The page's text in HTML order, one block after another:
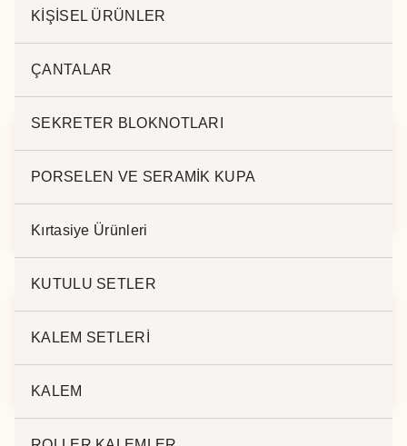
KİŞİSEL ÜRÜNLER
ÇANTALAR
SEKRETER BLOKNOTLARI
PORSELEN VE SERAMİK KUPA
Kırtasiye Ürünleri
KUTULU SETLER
KALEM SETLERİ
KALEM
KABLOSUZ SARJ
MAGSAFE HIZLI
SARJ CİHAZI PZ-533
ŞARJ PL-700